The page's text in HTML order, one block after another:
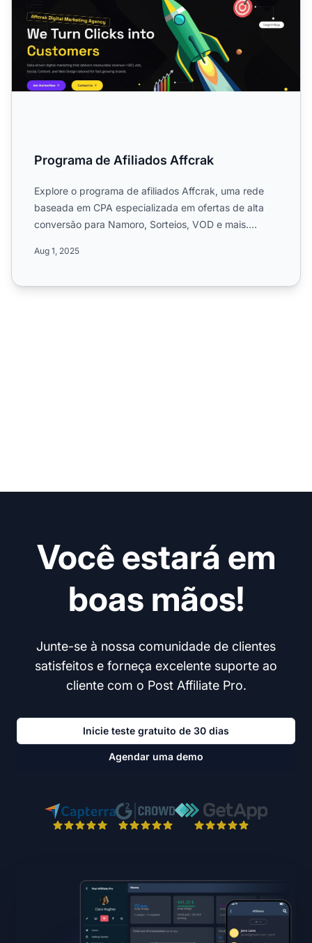
Programa de Afiliados Affcrak
Explore o programa de afiliados Affcrak, uma rede
baseada em CPA especializada em ofertas de alta
conversão para Namoro, Sorteios, VOD e mais.
Aug 1, 2025
Você estará em
boas mãos!
Junte-se à nossa comunidade de clientes
satisfeitos e forneça excelente suporte ao
cliente com o Post Affiliate Pro.
Inicie teste gratuito de 30 dias
Agendar uma demo